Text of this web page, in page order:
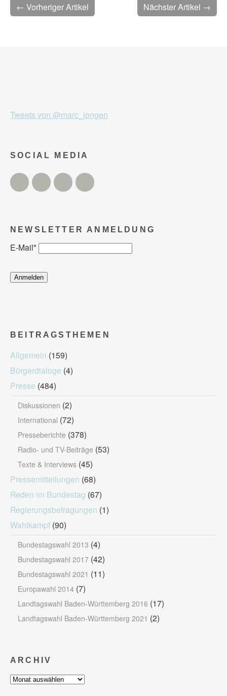
Nächster Artikel →
← Vorheriger Artikel
Tweets von @marc_jongen
SOCIAL MEDIA
Twitter FacebookInstagram
NEWSLETTER ANMELDUNG
E-Mail*
BEITRAGSTHEMEN
Allgemein (159)
Bürgerdialoge (4)
Presse (484)
Diskussionen (2)
International (72)
Presseberichte (378)
Radio- und TV-Beiträge (53)
Texte & Interviews (45)
Pressemitteilungen (68)
Reden im Bundestag (67)
Regierungsbefragungen (1)
Wahlkampf (90)
Bundestagswahl 2013 (4)
Bundestagswahl 2017 (42)
Bundestagswahl 2021 (11)
Europawahl 2014 (7)
Landtagswahl Baden-Württemberg 2016 (17)
Landtagswahl Baden-Württemberg 2021 (2)
ARCHIV
Archiv